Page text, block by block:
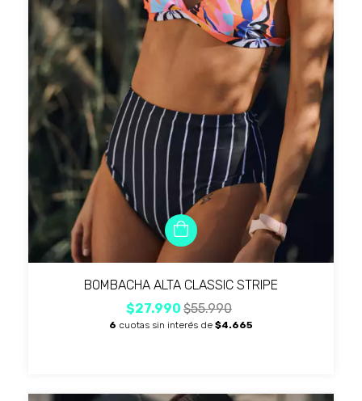
BOMBACHA ALTA CLASSIC STRIPE
$27.990 $55.990
6 cuotas sin interés de $4.665